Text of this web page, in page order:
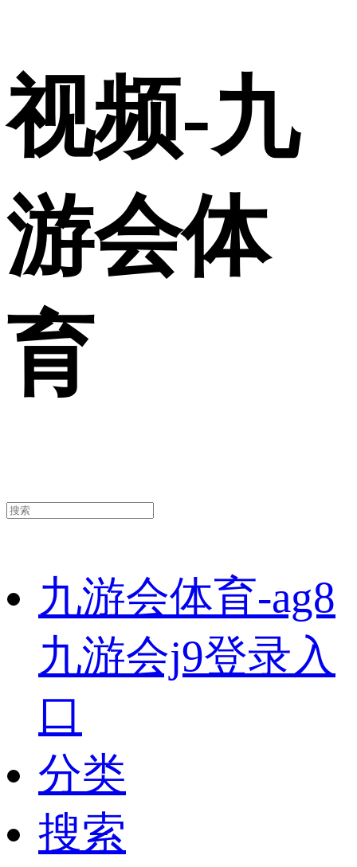
视频-九
游会体
育
九游会体育-ag8
九游会j9登录入
口
分类
搜索